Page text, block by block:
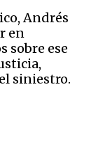
Andrés
en
sobre ese
siniestro.